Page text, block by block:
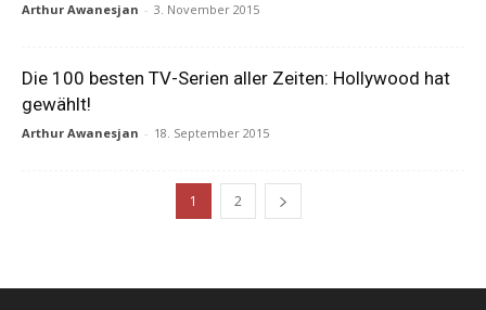
Arthur Awanesjan - 3. November 2015
Die 100 besten TV-Serien aller Zeiten: Hollywood hat
gewählt!
Arthur Awanesjan - 18. September 2015
1 2